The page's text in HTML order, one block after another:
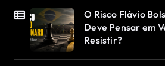
O Risco Flávio
Deve Pensar em
Resistir?